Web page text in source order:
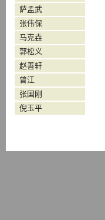
萨孟武
张伟保
马克垚
郭松义
赵善轩
曾江
张国刚
倪玉平